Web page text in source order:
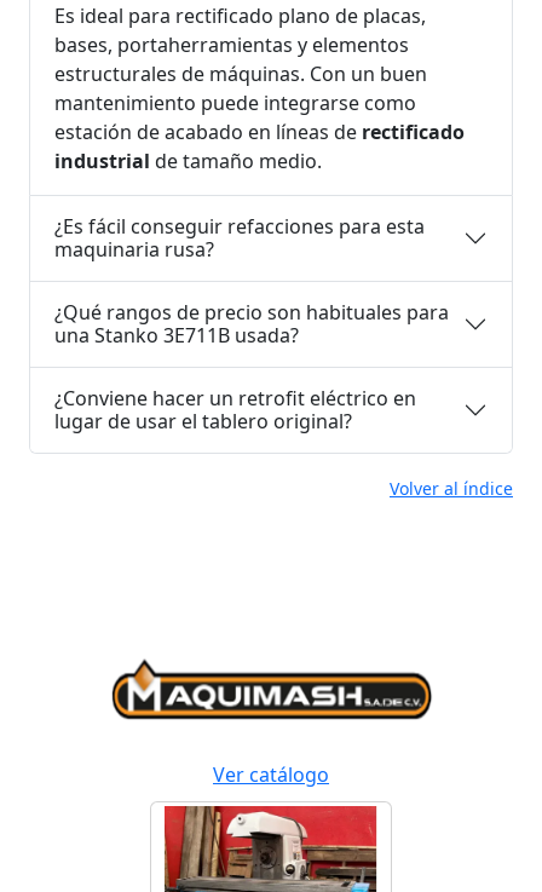
Es ideal para rectificado plano de placas,
bases, portaherramientas y elementos
estructurales de máquinas. Con un buen
mantenimiento puede integrarse como
estación de acabado en líneas de rectificado
industrial de tamaño medio.
¿Es fácil conseguir refacciones para esta
maquinaria rusa?
¿Qué rangos de precio son habituales para
una Stanko 3E711B usada?
¿Conviene hacer un retrofit eléctrico en
lugar de usar el tablero original?
Volver al índice
Ver catálogo